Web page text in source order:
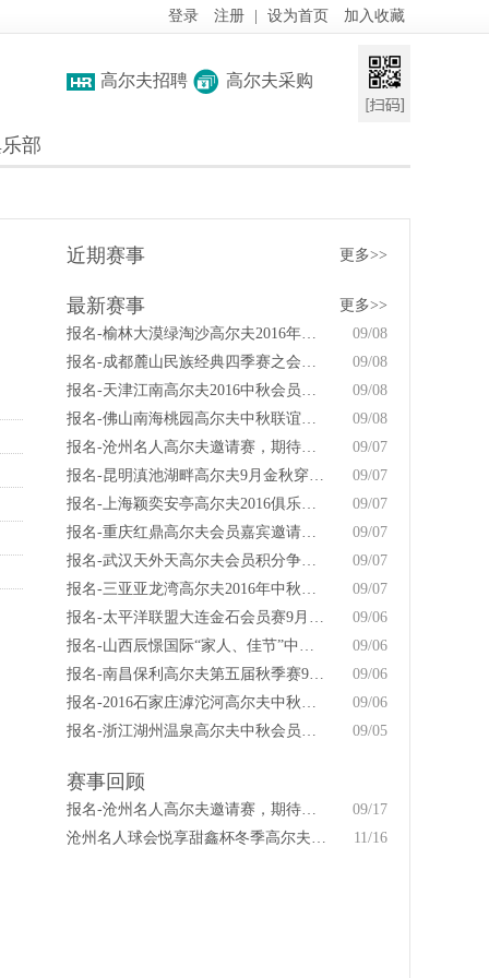
登录 注册 设为首页 加入收藏
高尔夫招聘 高尔夫采购
部
更多>>
近期赛事
更多>>
最新赛事
09/08
报名-榆林大漠绿淘沙高尔夫2016年会员答谢赛
09/08
报名-成都麓山民族经典四季赛之会员秋季赛
09/08
报名-天津江南高尔夫2016中秋会员杯邀请赛
09/08
报名-佛山南海桃园高尔夫中秋联谊赛9月10日举行
09/07
报名-沧州名人高尔夫邀请赛，期待你的精彩！
09/07
报名-昆明滇池湖畔高尔夫9月金秋穿越之旅
09/07
报名-上海颖奕安亭高尔夫2016俱乐部锦标赛
09/07
报名-重庆红鼎高尔夫会员嘉宾邀请赛暨家庭日活动
09/07
报名-武汉天外天高尔夫会员积分争霸赛秋季赛
09/07
报名-三亚亚龙湾高尔夫2016年中秋答谢联谊赛
09/06
报名-太平洋联盟大连金石会员赛9月14日开赛
09/06
报名-山西辰憬国际“家人、佳节”中秋联谊赛
09/06
报名-南昌保利高尔夫第五届秋季赛9月11日举行
09/06
报名-2016石家庄滹沱河高尔夫中秋佳节球友赛
09/05
报名-浙江湖州温泉高尔夫中秋会员杯9月17日举行
赛事回顾
09/17
报名-沧州名人高尔夫邀请赛，期待你的精彩！
11/16
沧州名人球会悦享甜鑫杯冬季高尔夫球赛